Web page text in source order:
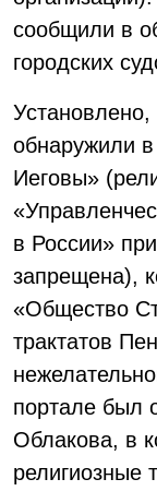
сообщили в
городских
Установлено,
обнаружили в
Иеговы»
в России»
запрещена),
«Общество
трактатов
портале был
Облакова, в
религиозные